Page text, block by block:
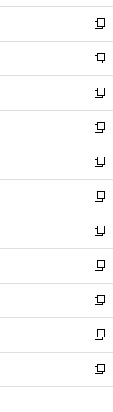
ウ
で
開
く
ン
ド
ウ
で
開
く
新
し
い
ウ
ィ
ン
ド
ウ
で
開
く
新
し
い
ウ
ィ
ン
ド
ウ
で
開
く
新
し
い
ウ
ィ
ン
ド
ウ
で
開
く
新
し
い
ウ
ィ
ン
ド
ウ
で
開
く
新
し
い
ウ
ィ
ン
ド
ウ
で
開
く
新
し
い
ウ
ィ
ン
ド
ウ
で
開
く
新
し
い
ウ
ィ
ン
ド
ウ
で
開
新
し
い
ウ
ィ
ン
ド
ウ
新
し
い
ウ
ィ
ン
新
し
い
ウ
新
し